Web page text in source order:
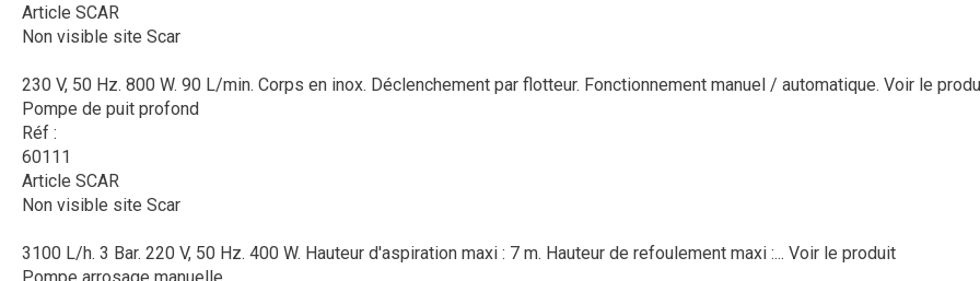
Article SCAR
Non visible site Scar
230 V, 50 Hz. 800 W. 90 L/min. Corps en inox. Déclenchement par flotteur. Fonctionnement manuel / automatique. Voir le
Pompe de puit profond
Réf :
60111
Article SCAR
Non visible site Scar
3100 L/h. 3 Bar. 220 V, 50 Hz. 400 W. Hauteur d'aspiration maxi : 7 m. Hauteur de refoulement maxi :... Voir le produit